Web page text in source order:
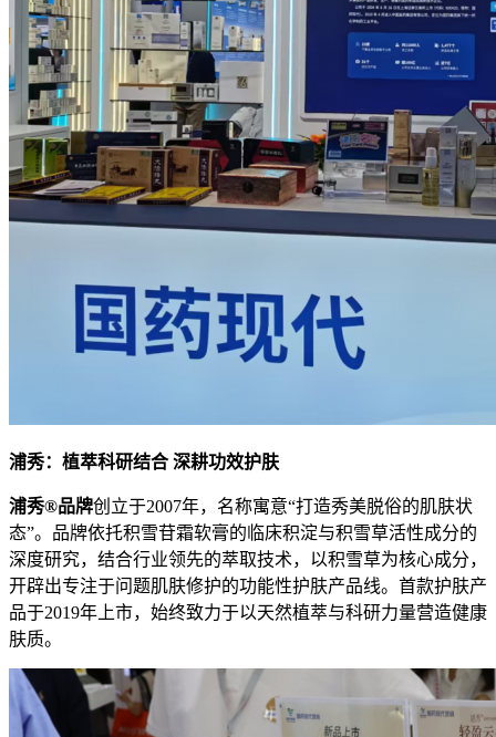
浦秀：植萃科研结合 深耕功效护肤
浦秀®品牌创立于2007年，名称寓意“打造秀美脱俗的肌肤状
态”。品牌依托积雪苷霜软膏的临床积淀与积雪草活性成分的
深度研究，结合行业领先的萃取技术，以积雪草为核心成分，
开辟出专注于问题肌肤修护的功能性护肤产品线。首款护肤产
品于2019年上市，始终致力于以天然植萃与科研力量营造健康
肤质。